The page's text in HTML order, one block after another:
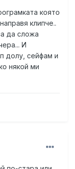
която
клипче..
да сложа
И
долу, сейфам и
някой ми